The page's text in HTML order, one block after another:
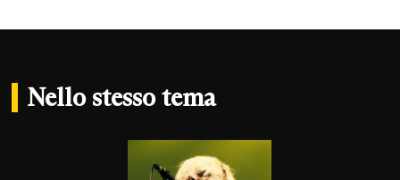
Nello stesso tema